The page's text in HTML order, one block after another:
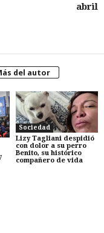
abril
del autor
Sociedad
Lizy Tagliani despidió
con dolor a su perro
Benito, su histórico
compañero de vida